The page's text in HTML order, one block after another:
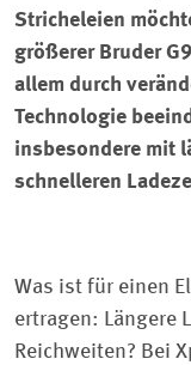
Stricheleien
größerer Bruder
allem durch
Technologie
insbesondere mit
schnelleren
Was ist für einen
ertragen: Längere
Reichweiten? Bei